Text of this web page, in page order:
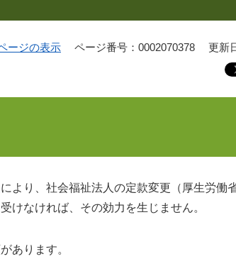
ージの表示 ページ番号：0002070378 更新
より、社会福祉法人の定款変更（厚生労働
けなければ、その効力を生じません。
あります。